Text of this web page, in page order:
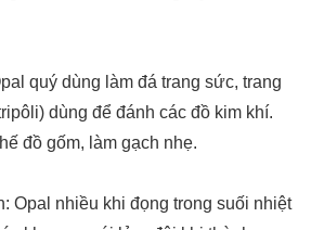
quý dùng làm đá trang sức, trang
dùng để đánh các đồ kim khí.
đồ gốm, làm gạch nhẹ.
Opal nhiều khi đọng trong suối nhiệt